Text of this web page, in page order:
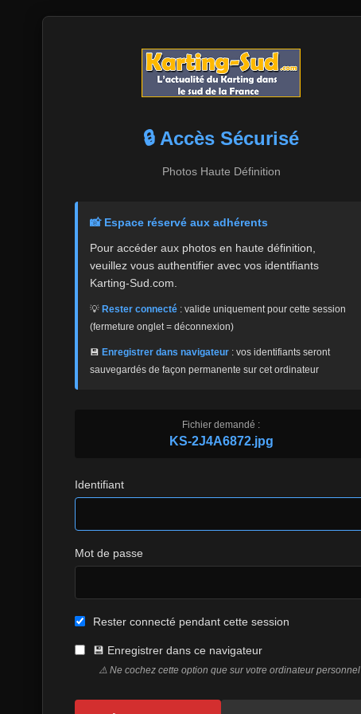
🔒 Accès Sécurisé
Photos Haute Définition
📸 Espace réservé aux adhérents
Pour accéder aux photos en haute définition,
veuillez vous authentifier avec vos identifiants
Karting-Sud.com.
💡 Rester connecté : valide uniquement pour cette session
(fermeture onglet = déconnexion)
💾 Enregistrer dans navigateur : vos identifiants seront
sauvegardés de façon permanente sur cet ordinateur
Fichier demandé :
KS-2J4A6872.jpg
Identifiant
Mot de passe
Rester connecté pendant cette session
💾 Enregistrer dans ce navigateur
⚠️ Ne cochez cette option que sur votre ordinateur personnel